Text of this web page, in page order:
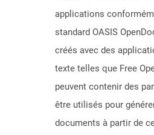
applications
standard OASIS
créés avec des
texte telles que Free
peuvent contenir des
être utilisés pour
documents à partir de